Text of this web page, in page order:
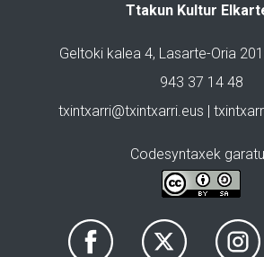
Ttakun Kultur
Geltoki kalea 4, Lasarte-Oria
943 37 14 48
txintxarri@txintxarri.eus |
Codesyntaxek